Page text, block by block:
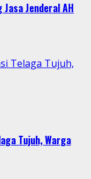
Jenderal AH
Telaga Tujuh,
Tujuh, Warga